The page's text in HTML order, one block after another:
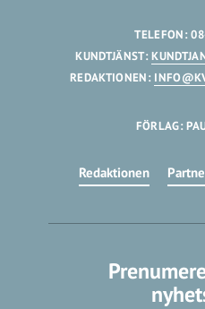
TELEFON:
KUNDTJÄNST:
REDAKTIONEN:
FÖRLAG:
Redaktionen